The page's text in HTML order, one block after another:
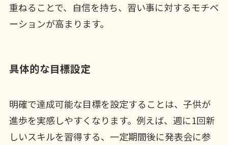
重ねることで、自信を持ち、習い事に対するモチベ
ーションが高まります。
具体的な目標設定
明確で達成可能な目標を設定することは、子供が
進歩を実感しやすくなります。例えば、週に1回新
しいスキルを習得する、一定期間後に発表会に参